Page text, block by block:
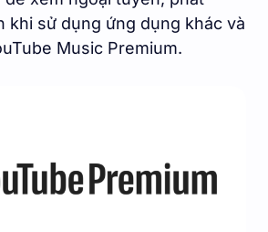
khi sử dụng ứng dụng khác và
Music Premium.